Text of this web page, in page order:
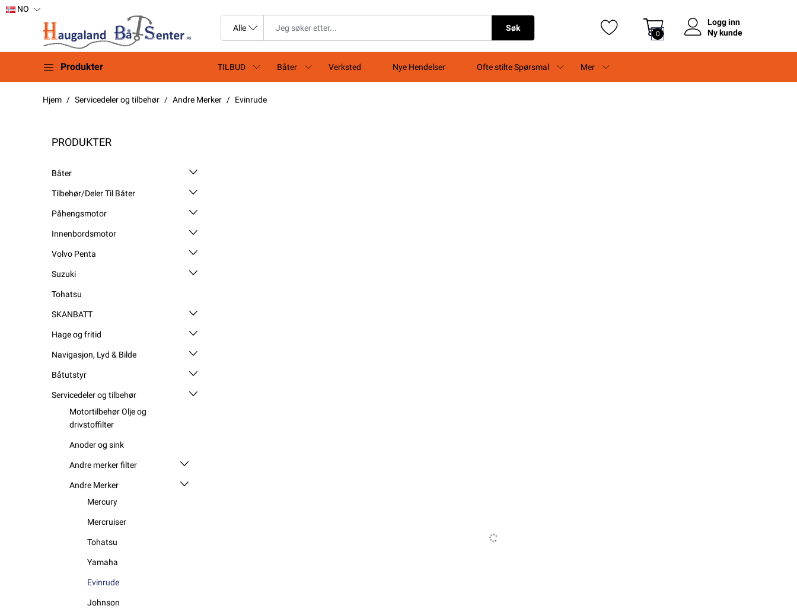
NO
Søk
0
Logg inn
Ny kunde
Produkter TILBUD Båter Verksted Nye Hendelser Ofte stilte Spørsmal Mer
Hjem Servicedeler og tilbehør Andre Merker Evinrude
PRODUKTER
Båter
Tilbehør/Deler Til Båter
Påhengsmotor
Innenbordsmotor
Volvo Penta
Suzuki
Tohatsu
SKANBATT
Hage og fritid
Navigasjon, Lyd & Bilde
Båtutstyr
Servicedeler og tilbehør
Motortilbehør Olje og
drivstoffilter
Anoder og sink
Andre merker filter
Andre Merker
Mercury
Mercruiser
Tohatsu
Yamaha
Evinrude
Johnson